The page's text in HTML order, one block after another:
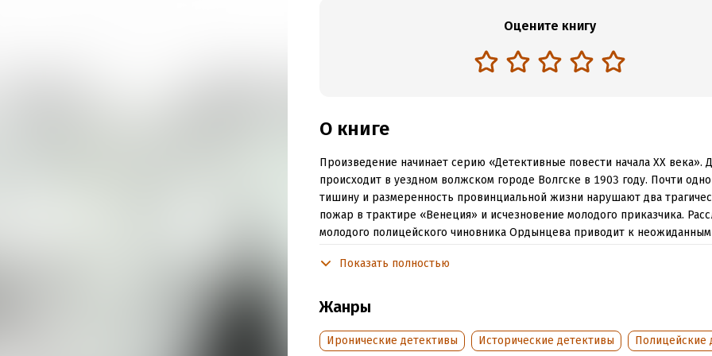
Оцените книгу
О книге
Произведение начинает серию «Детективные повести начала XX века».
происходит в уездном волжском городе Волгске в 1903 году. Почти
тишину и размеренность провинциальной жизни нарушают два
пожар в трактире «Венеция» и исчезновение молодого приказчика.
молодого полицейского чиновника Ордынцева приводит к неожиданным
пальмиру Ордынцева командируют для расследования череды
Подробная информация
Показать полностью
Жанры
Иронические детективы Исторические детективы Полицейские